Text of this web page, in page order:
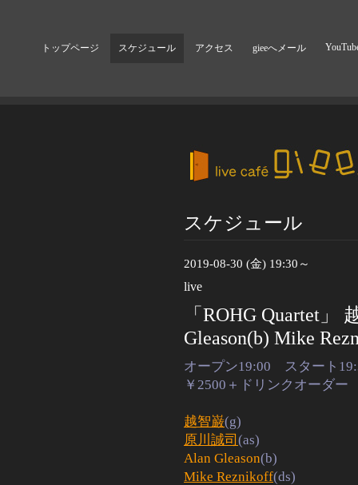
トップページ スケジュール アクセス gieeへメール
スケジュール
2019-08-30 (金) 19:30～
live
「ROHG Quartet」
Gleason(b) Mike
オープン19:00 スタート
￥2500＋ドリンクオーダー
越智巌(g)
原川誠司 (as)
Alan Gleason(b)
Mike Reznikoff(ds)